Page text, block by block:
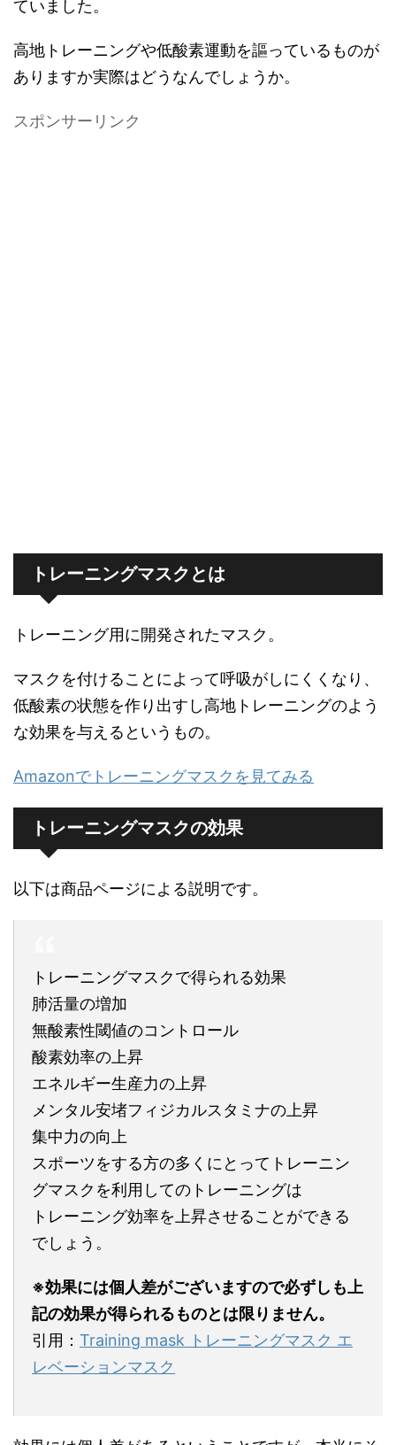
ていました。
高地トレーニングや低酸素運動を謳っているものが
ありますか実際はどうなんでしょうか。
スポンサーリンク
トレーニングマスクとは
トレーニング用に開発されたマスク。
マスクを付けることによって呼吸がしにくくなり、
低酸素の状態を作り出すし高地トレーニングのよう
な効果を与えるというもの。
Amazonでトレーニングマスクを見てみる
トレーニングマスクの効果
以下は商品ページによる説明です。
トレーニングマスクで得られる効果
肺活量の増加
無酸素性閾値のコントロール
酸素効率の上昇
エネルギー生産力の上昇
メンタル安堵フィジカルスタミナの上昇
集中力の向上
スポーツをする方の多くにとってトレーニン
グマスクを利用してのトレーニングは
トレーニング効率を上昇させることができる
でしょう。
※効果には個人差がございますので必ずしも上
記の効果が得られるものとは限りません。
引用： Training mask トレーニングマスク エ
レベーションマスク